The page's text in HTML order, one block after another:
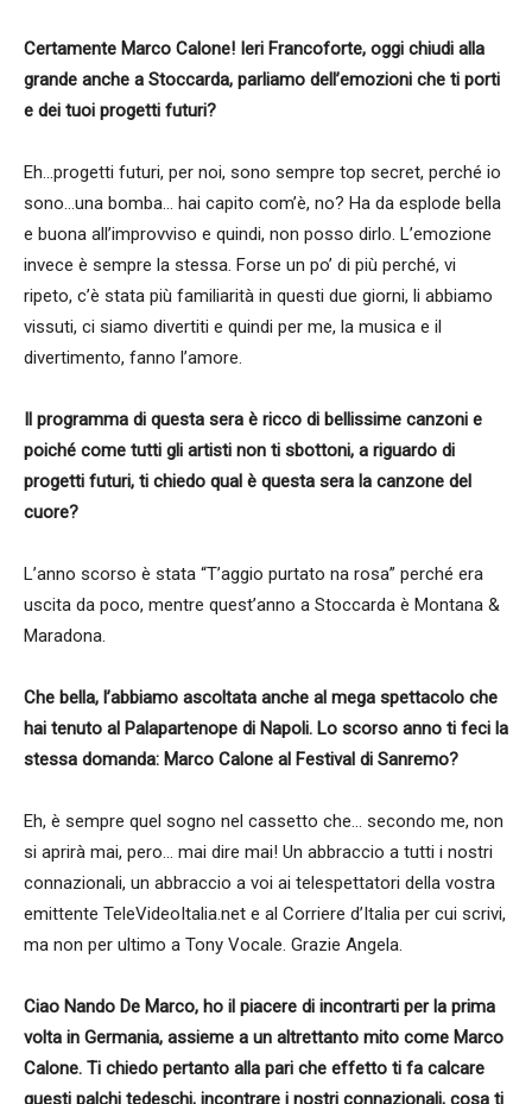
Certamente Marco Calone! Ieri Francoforte, oggi chiudi alla
grande anche a Stoccarda, parliamo dell’emozioni che ti porti
e dei tuoi progetti futuri?
Eh…progetti futuri, per noi, sono sempre top secret, perché io
sono…una bomba… hai capito com’è, no? Ha da esplode bella
e buona all’improvviso e quindi, non posso dirlo. L’emozione
invece è sempre la stessa. Forse un po’ di più perché, vi
ripeto, c’è stata più familiarità in questi due giorni, li abbiamo
vissuti, ci siamo divertiti e quindi per me, la musica e il
divertimento, fanno l’amore.
Il programma di questa sera è ricco di bellissime canzoni e
poiché come tutti gli artisti non ti sbottoni, a riguardo di
progetti futuri, ti chiedo qual è questa sera la canzone del
cuore?
L’anno scorso è stata “T’aggio purtato na rosa” perché era
uscita da poco, mentre quest’anno a Stoccarda è Montana &
Maradona.
Che bella, l’abbiamo ascoltata anche al mega spettacolo che
hai tenuto al Palapartenope di Napoli. Lo scorso anno ti feci la
stessa domanda: Marco Calone al Festival di Sanremo?
Eh, è sempre quel sogno nel cassetto che… secondo me, non
si aprirà mai, pero… mai dire mai! Un abbraccio a tutti i nostri
connazionali, un abbraccio a voi ai telespettatori della vostra
emittente TeleVideoItalia.net e al Corriere d’Italia per cui scrivi,
ma non per ultimo a Tony Vocale. Grazie Angela.
Ciao Nando De Marco, ho il piacere di incontrarti per la prima
volta in Germania, assieme a un altrettanto mito come Marco
Calone. Ti chiedo pertanto alla pari che effetto ti fa calcare
questi palchi tedeschi, incontrare i nostri connazionali, cosa ti